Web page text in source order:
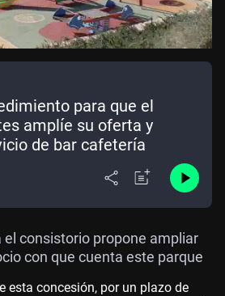
para que el
amplíe su oferta y
de bar cafetería
el consistorio propone ampliar
con que cuenta este parque
esta concesión, por un plazo de